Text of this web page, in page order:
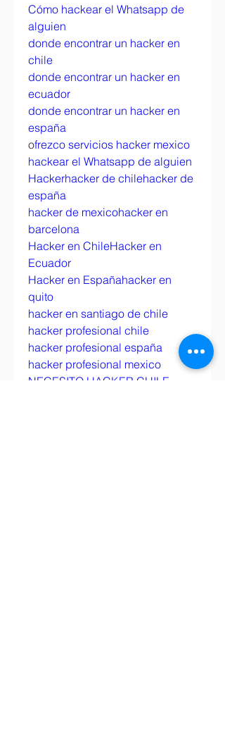
Cómo hackear el Whatsapp de
alguien
donde encontrar un hacker en
chile
donde encontrar un hacker en
ecuador
donde encontrar un hacker en
españa
ofrezco servicios hacker mexico
hackear el Whatsapp de alguien
Hackerhacker de chilehacker de
españa
hacker de mexicohacker en
barcelona
Hacker en ChileHacker en
Ecuador
Hacker en Españahacker en
quito
hacker en santiago de chile
hacker profesional chile
hacker profesional españa
hacker profesional mexico
NECESITO HACKER CHILE